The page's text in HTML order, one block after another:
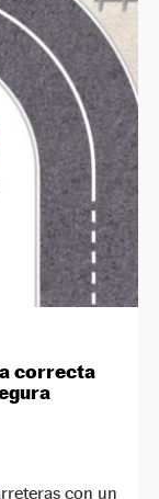
correcta
con un